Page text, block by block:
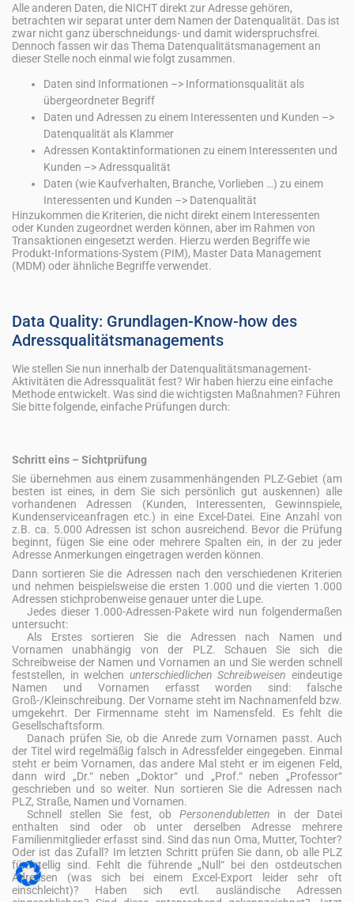
Alle anderen Daten, die NICHT direkt zur Adresse gehören,
betrachten wir separat unter dem Namen der Datenqualität. Das ist
zwar nicht ganz überschneidungs- und damit widerspruchsfrei.
Dennoch fassen wir das Thema Datenqualitätsmanagement an
dieser Stelle noch einmal wie folgt zusammen.
Daten sind Informationen –> Informationsqualität als
übergeordneter Begriff
Daten und Adressen zu einem Interessenten und Kunden –>
Datenqualität als Klammer
Adressen Kontaktinformationen zu einem Interessenten und
Kunden –> Adressqualität
Daten (wie Kaufverhalten, Branche, Vorlieben …) zu einem
Interessenten und Kunden –> Datenqualität
Hinzukommen die Kriterien, die nicht direkt einem Interessenten
oder Kunden zugeordnet werden können, aber im Rahmen von
Transaktionen eingesetzt werden. Hierzu werden Begriffe wie
Produkt-Informations-System (PIM), Master Data Management
(MDM) oder ähnliche Begriffe verwendet.
Data Quality: Grundlagen-Know-how des
Adressqualitätsmanagements
Wie stellen Sie nun innerhalb der Datenqualitätsmanagement-
Aktivitäten die Adressqualität fest? Wir haben hierzu eine einfache
Methode entwickelt. Was sind die wichtigsten Maßnahmen? Führen
Sie bitte folgende, einfache Prüfungen durch:
Schritt eins – Sichtprüfung
Sie übernehmen aus einem zusammenhängenden PLZ-Gebiet (am
besten ist eines, in dem Sie sich persönlich gut auskennen) alle
vorhandenen Adressen (Kunden, Interessenten, Gewinnspiele,
Kundenserviceanfragen etc.) in eine Excel-Datei. Eine Anzahl von
z.B. ca. 5.000 Adressen ist schon ausreichend. Bevor die Prüfung
beginnt, fügen Sie eine oder mehrere Spalten ein, in der zu jeder
Adresse Anmerkungen eingetragen werden können.
Dann sortieren Sie die Adressen nach den verschiedenen Kriterien
und nehmen beispielsweise die ersten 1.000 und die vierten 1.000
Adressen stichprobenweise genauer unter die Lupe.
Jedes dieser 1.000-Adressen-Pakete wird nun folgendermaßen
untersucht:
Als Erstes sortieren Sie die Adressen nach Namen und
Vornamen unabhängig von der PLZ. Schauen Sie sich die
Schreibweise der Namen und Vornamen an und Sie werden schnell
feststellen, in welchen unterschiedlichen Schreibweisen eindeutige
Namen und Vornamen erfasst worden sind: falsche
Groß-/Kleinschreibung. Der Vorname steht im Nachnamenfeld bzw.
umgekehrt. Der Firmenname steht im Namensfeld. Es fehlt die
Gesellschaftsform.
Danach prüfen Sie, ob die Anrede zum Vornamen passt. Auch
der Titel wird regelmäßig falsch in Adressfelder eingegeben. Einmal
steht er beim Vornamen, das andere Mal steht er im eigenen Feld,
dann wird „Dr.“ neben „Doktor“ und „Prof.“ neben „Professor“
geschrieben und so weiter. Nun sortieren Sie die Adressen nach
PLZ, Straße, Namen und Vornamen.
Schnell stellen Sie fest, ob Personendubletten in der Datei
enthalten sind oder ob unter derselben Adresse mehrere
Familienmitglieder erfasst sind. Sind das nun Oma, Mutter, Tochter?
Oder ist das Zufall? Im letzten Schritt prüfen Sie dann, ob alle PLZ
fünfstellig sind. Fehlt die führende „Null“ bei den ostdeutschen
Adressen (was sich bei einem Excel-Export leider sehr oft
einschleicht)? Haben sich evtl. ausländische Adressen